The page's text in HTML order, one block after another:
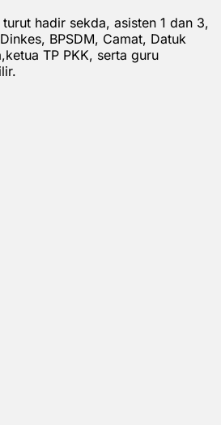
hadir sekda, asisten 1 dan 3,
BPSDM, Camat, Datuk
TP PKK, serta guru